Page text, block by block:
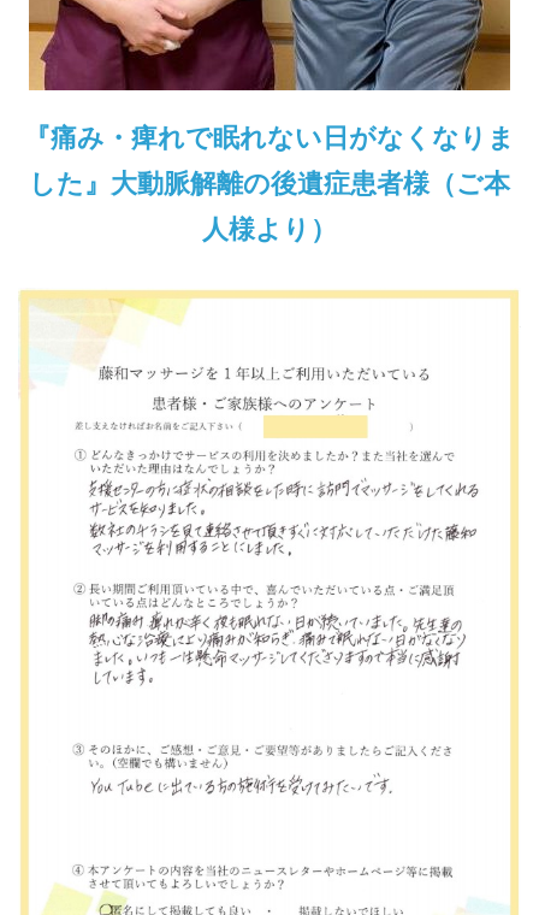
『痛み・痺れで眠れない日がなくなりま
した』大動脈解離の後遺症患者様（ご本
人様より）